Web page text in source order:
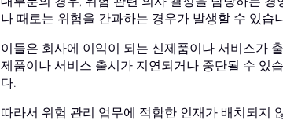
나 때로는 위험을 간과하는 경우가 발생할 수 있습
이들은 회사에 이익이 되는 신제품이나 서비스가
제품이나 서비스 출시가 지연되거나 중단될 수 있
다.
따라서 위험 관리 업무에 적합한 인재가 배치되지